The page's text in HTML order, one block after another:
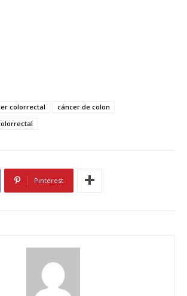
colorrectal
cáncer de colon
Pinterest